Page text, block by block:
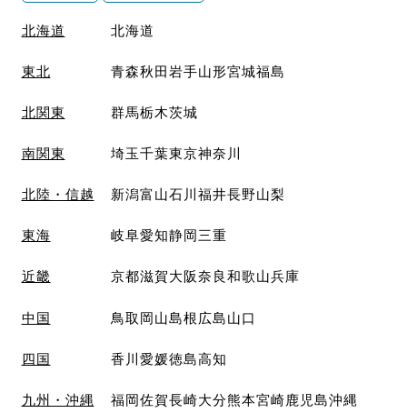
北海道 北海道
東北 青森秋田岩手山形宮城福島
北関東 群馬栃木茨城
南関東 埼玉千葉東京神奈川
北陸・信越 新潟富山石川福井長野山梨
東海 岐阜愛知静岡三重
近畿 京都滋賀大阪奈良和歌山兵庫
中国 鳥取 岡山島根広島山口
四国 香川愛媛徳島高知
九州・沖縄 福岡佐賀長崎大分熊本宮崎鹿児島沖縄